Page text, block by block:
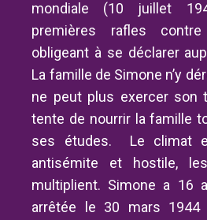
mondiale (10 juillet
premières rafles
obligeant à se déclarer
La famille de Simone n’y
ne peut plus exercer son
tente de nourrir la famille
ses études. Le climat
antisémite et hostile,
multiplient. Simone a 16
arrêtée le 30 mars 1944